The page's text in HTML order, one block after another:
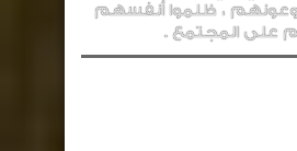
، ظلموا أنفسهم
على المجتمع .